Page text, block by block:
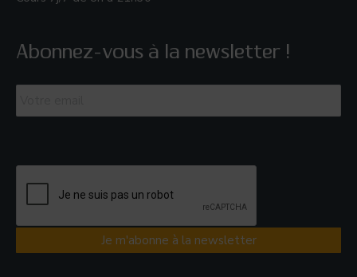
Abonnez-vous à la newsletter !
Email *